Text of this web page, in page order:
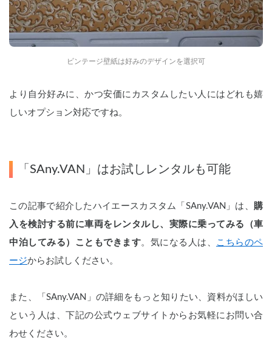
ビンテージ壁紙は好みのデザインを選択可
より自分好みに、かつ安価にカスタムしたい人にはどれも嬉
しいオプション対応ですね。
「SAny.VAN」はお試しレンタルも可能
この記事で紹介したハイエースカスタム「SAny.VAN」は、
購
入を検討する前に車両をレンタルし、実際に乗ってみる（車
中泊してみる）こともできます。気になる人は、
こちらのペ
ージからお試しください。
また、「SAny.VAN」の詳細をもっと知りたい、資料がほしい
という人は、下記の公式ウェブサイトからお気軽にお問い合
わせください。